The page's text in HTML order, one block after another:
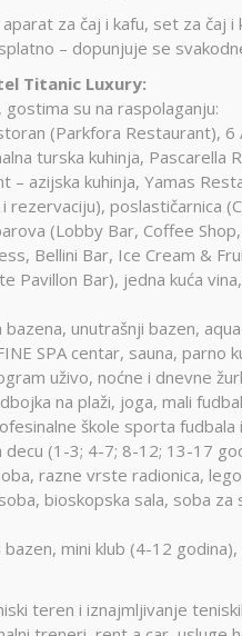
za čaj i kafu, set za čaj
– dopunjuje se
Titanic Luxury:
su na raspolaganju:
(Parkfora Restaurant),
turska kuhinja, Pascarella
– azijska kuhinja, Yamas
i rezervaciju), poslastičarnica
(Lobby Bar, Coffee
Bellini Bar, Ice Cream &
Pavillon Bar), jedna kuća vina,
bazena, unutrašnji bazen,
SPA centar, sauna,
uživo, noćne i dnevne
na plaži, joga, mali
škole sporta fudbala
decu (1-3; 4-7; 8-12; 13-17
razne vrste radionica,
bioskopska sala, soba
bazen, mini klub (4-12
teren i iznajmljivanje